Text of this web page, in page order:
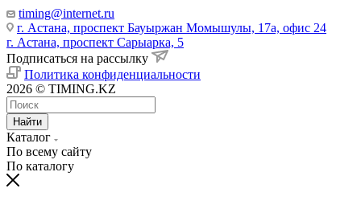
timing@internet.ru
г. Астана, проспект Бауыржан Момышулы, 17а, офис 24
г. Астана, проспект Сарыарка, 5
Подписаться на рассылку
Политика конфиденциальности
2026 © TIMING.KZ
Найти
Каталог
По всему сайту
По каталогу